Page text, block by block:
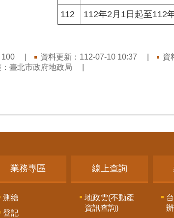
112
112年2月1日起至112
100 資料更新：112-07-10 10:37
資
臺北市政府地政局
業務專區
測繪
登記
線上查詢
地政雲(不動產
資訊查詢)